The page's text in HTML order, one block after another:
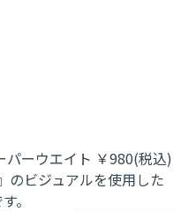
パーウエイト ￥980(税込)
のビジュアルを使用した
。